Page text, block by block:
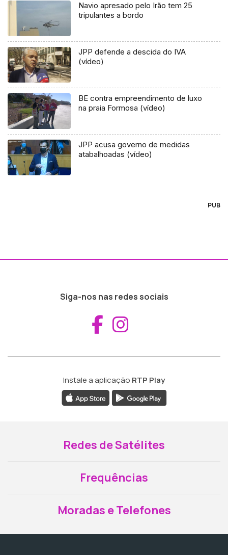
Navio apresado pelo Irão tem 25
tripulantes a bordo
JPP defende a descida do IVA
(vídeo)
BE contra empreendimento de luxo
na praia Formosa (vídeo)
JPP acusa governo de medidas
atabalhoadas (vídeo)
PUB
Siga-nos nas redes sociais
Aceder ao
Instale a aplicação RTP Play
Redes de Satélites
Frequências
Moradas e Telefones